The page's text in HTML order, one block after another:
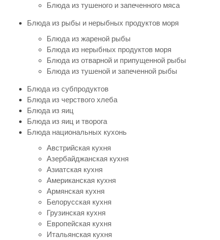
Блюда из тушеного и запеченного мяса
Блюда из рыбы и нерыбных продуктов моря
Блюда из жареной рыбы
Блюда из нерыбных продуктов моря
Блюда из отварной и припущенной рыбы
Блюда из тушеной и запеченной рыбы
Блюда из субпродуктов
Блюда из черствого хлеба
Блюда из яиц
Блюда из яиц и творога
Блюда национальных кухонь
Австрийская кухня
Азербайджанская кухня
Азиатская кухня
Американская кухня
Армянская кухня
Белорусская кухня
Грузинская кухня
Европейская кухня
Итальянская кухня